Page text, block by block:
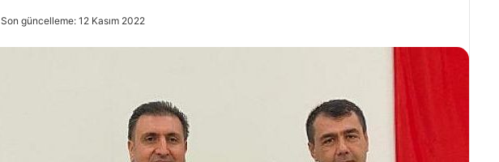
Son güncelleme: 12 Kasım 2022